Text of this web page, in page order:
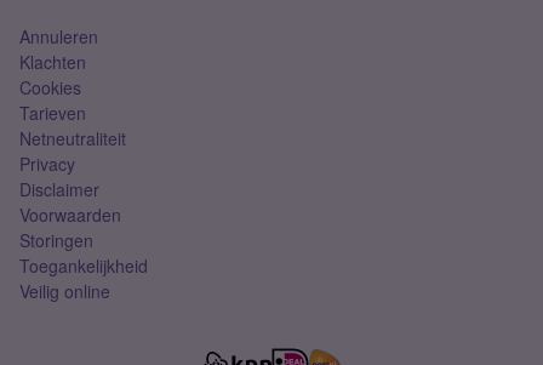
Annuleren
Klachten
Cookies
Tarieven
Netneutraliteit
Privacy
Disclaimer
Voorwaarden
Storingen
Toegankelijkheid
Veilig online